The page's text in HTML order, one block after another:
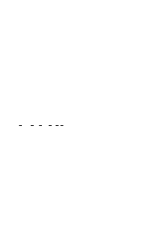
- - - - --